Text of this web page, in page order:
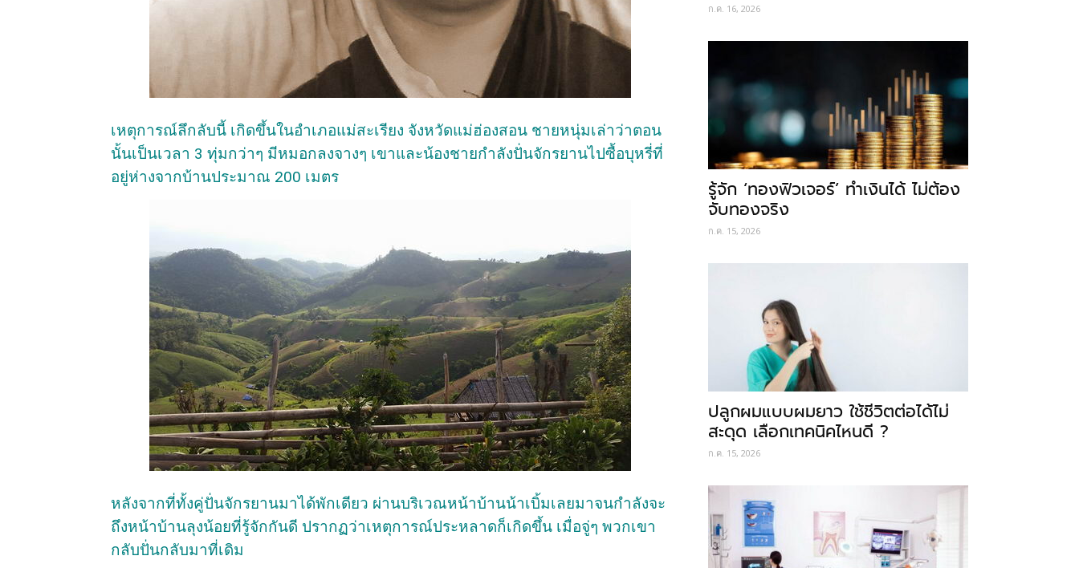
เหตุการณ์ลึกลับนี้ เกิดขึ้นในอำเภอแม่สะเรียง จังหวัดแม่ฮ่องสอน ชายหนุ่มเล่าว่าตอน
นั้นเป็นเวลา 3 ทุ่มกว่าๆ มีหมอกลงจางๆ เขาและน้องชายกำลังปั่นจักรยานไปซื้อบุหรี่ที่
อยู่ห่างจากบ้านประมาณ 200 เมตร
หลังจากที่ทั้งคู่ปั่นจักรยานมาได้พักเดียว ผ่านบริเวณหน้าบ้านน้าเบิ้มเลยมาจนกำลังจะ
ถึงหน้าบ้านลุงน้อยที่รู้จักกันดี ปรากฏว่าเหตุการณ์ประหลาดก็เกิดขึ้น เมื่อจู่ๆ พวกเขา
กลับปั่นกลับมาที่เดิม
ก.ค. 16, 2026
รู้จัก ‘ทองฟิวเจอร์’ ทำเงินได้ ไม่ต้อง
จับทองจริง
ก.ค. 15, 2026
ปลูกผมแบบผมยาว ใช้ชีวิตต่อได้ไม่
สะดุด เลือกเทคนิคไหนดี ?
ก.ค. 15, 2026